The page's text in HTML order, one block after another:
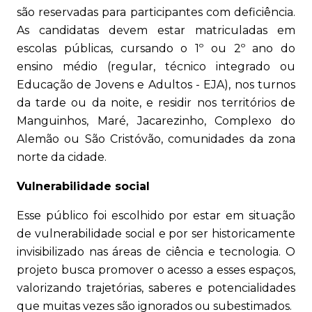
são reservadas para participantes com deficiência.
As candidatas devem estar matriculadas em
escolas públicas, cursando o 1º ou 2º ano do
ensino médio (regular, técnico integrado ou
Educação de Jovens e Adultos - EJA), nos turnos
da tarde ou da noite, e residir nos territórios de
Manguinhos, Maré, Jacarezinho, Complexo do
Alemão ou São Cristóvão, comunidades da zona
norte da cidade.
Vulnerabilidade social
Esse público foi escolhido por estar em situação
de vulnerabilidade social e por ser historicamente
invisibilizado nas áreas de ciência e tecnologia. O
projeto busca promover o acesso a esses espaços,
valorizando trajetórias, saberes e potencialidades
que muitas vezes são ignorados ou subestimados.